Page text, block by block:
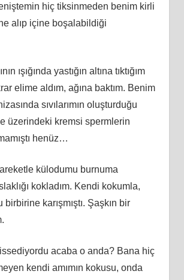
hiç tiksinmeden benim kirli
alıp içine boşalabildiği
ışığında yastığın altına tıktığım
elime aldım, ağına baktım. Benim
sıvılarımın oluşturduğu
üzerindeki kremsi spermlerin
henüz…
külodumu burnuma
kokladım. Kendi kokumla,
karışmıştı. Şaşkın bir
acaba o anda? Bana hiç
kendi amımın kokusu, onda